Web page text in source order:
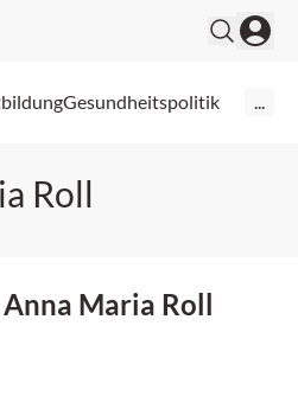
Gesundheitspolitik ...
Roll
Maria Roll